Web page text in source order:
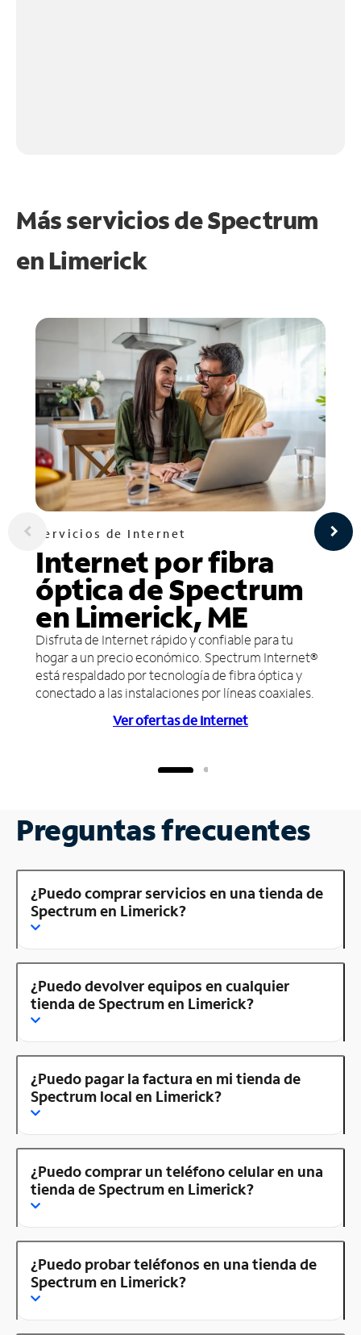
Más servicios de Spectrum
en Limerick
Servicios de Internet
Internet por fibra
óptica de Spectrum
en Limerick, ME
Disfruta de Internet rápido y confiable para tu
hogar a un precio económico. Spectrum Internet®
está respaldado por tecnología de fibra óptica y
conectado a las instalaciones por líneas coaxiales.
Ver ofertas de Internet
Preguntas frecuentes
¿Puedo comprar servicios en una tienda de
Spectrum en Limerick?
¿Puedo devolver equipos en cualquier
tienda de Spectrum en Limerick?
¿Puedo pagar la factura en mi tienda de
Spectrum local en Limerick?
¿Puedo comprar un teléfono celular en una
tienda de Spectrum en Limerick?
¿Puedo probar teléfonos en una tienda de
Spectrum en Limerick?